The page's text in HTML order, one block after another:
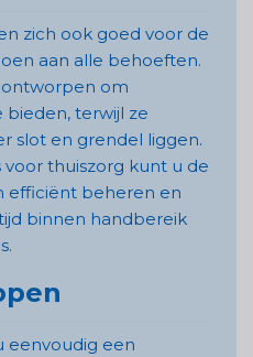
zich ook goed voor de
aan alle behoeften.
ontworpen om
terwijl ze
slot en grendel liggen.
thuiszorg kunt u de
efficiënt beheren en
binnen handbereik
eenvoudig een